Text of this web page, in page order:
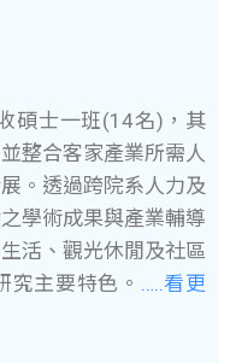
碩士一班(14名)，其
整合客家產業所需人
。透過跨院系人力及
學術成果與產業輔導
活、觀光休閒及社區
究主要特色。 …..看更